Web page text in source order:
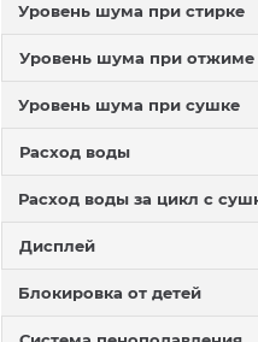
Уровень шума при стирке
Уровень шума при отжиме
Уровень шума при сушке
Расход воды
Расход воды за цикл с
Дисплей
Блокировка от детей